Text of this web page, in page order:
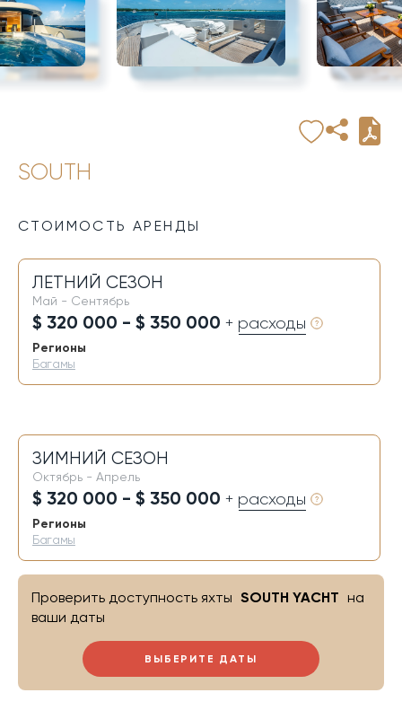
SOUTH
СТОИМОСТЬ АРЕНДЫ
ЛЕТНИЙ СЕЗОН
Май - Сентябрь
$ 320 000 - $ 350 000 + расходы
Регионы
Багамы
ЗИМНИЙ СЕЗОН
Октябрь - Апрель
$ 320 000 - $ 350 000 + расходы
Регионы
Багамы
ВЫБЕРИТЕ ДАТЫ
Проверить доступность яхты SOUTH YACHT на
ваши даты